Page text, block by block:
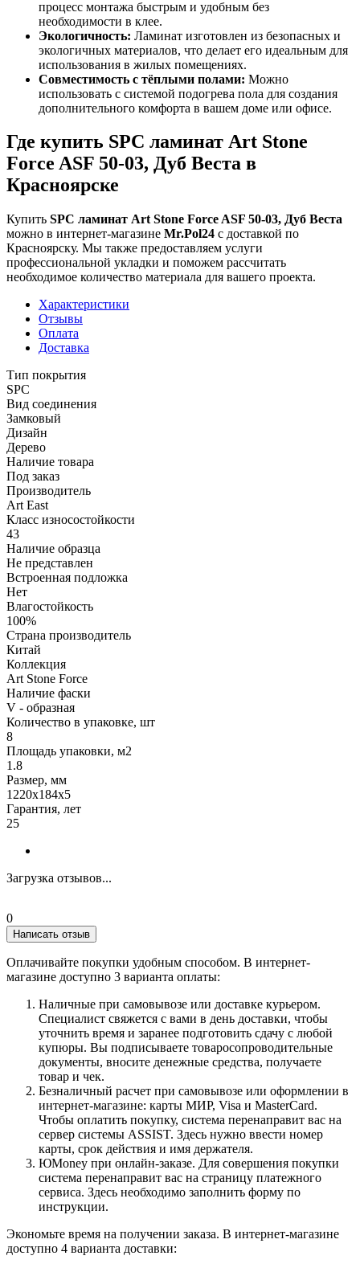
процесс монтажа быстрым и удобным без
необходимости в клее.
Экологичность: Ламинат изготовлен из безопасных и
экологичных материалов, что делает его идеальным для
использования в жилых помещениях.
Совместимость с тёплыми полами: Можно
использовать с системой подогрева пола для создания
дополнительного комфорта в вашем доме или офисе.
Где купить SPC ламинат Art Stone
Force ASF 50-03, Дуб Веста в
Красноярске
Купить SPC ламинат Art Stone Force ASF 50-03, Дуб Веста
можно в интернет-магазине Mr.Pol24 с доставкой по
Красноярску. Мы также предоставляем услуги
профессиональной укладки и поможем рассчитать
необходимое количество материала для вашего проекта.
Характеристики
Отзывы
Оплата
Доставка
Тип покрытия
SPC
Вид соединения
Замковый
Дизайн
Дерево
Наличие товара
Под заказ
Производитель
Art East
Класс износостойкости
43
Наличие образца
Не представлен
Встроенная подложка
Нет
Влагостойкость
100%
Страна производитель
Китай
Коллекция
Art Stone Force
Наличие фаски
V - образная
Количество в упаковке, шт
8
Площадь упаковки, м2
1.8
Размер, мм
1220х184х5
Гарантия, лет
25
Загрузка отзывов...
0
Написать отзыв
Оплачивайте покупки удобным способом. В интернет-
магазине доступно 3 варианта оплаты:
Наличные при самовывозе или доставке курьером.
Специалист свяжется с вами в день доставки, чтобы
уточнить время и заранее подготовить сдачу с любой
купюры. Вы подписываете товаросопроводительные
документы, вносите денежные средства, получаете
товар и чек.
Безналичный расчет при самовывозе или оформлении в
интернет-магазине: карты МИР, Visa и MasterCard.
Чтобы оплатить покупку, система перенаправит вас на
сервер системы ASSIST. Здесь нужно ввести номер
карты, срок действия и имя держателя.
ЮMoney при онлайн-заказе. Для совершения покупки
система перенаправит вас на страницу платежного
сервиса. Здесь необходимо заполнить форму по
инструкции.
Экономьте время на получении заказа. В интернет-магазине
доступно 4 варианта доставки: